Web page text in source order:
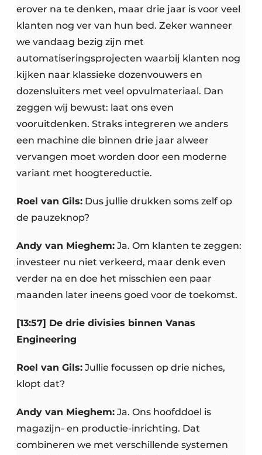
erover na te denken, maar drie jaar is voor veel
klanten nog ver van hun bed. Zeker wanneer
we vandaag bezig zijn met
automatiseringsprojecten waarbij klanten nog
kijken naar klassieke dozenvouwers en
dozensluiters met veel opvulmateriaal. Dan
zeggen wij bewust: laat ons even
vooruitdenken. Straks integreren we anders
een machine die binnen drie jaar alweer
vervangen moet worden door een moderne
variant met hoogtereductie.
Roel van Gils: Dus jullie drukken soms zelf op
de pauzeknop?
Andy van Mieghem: Ja. Om klanten te zeggen:
investeer nu niet verkeerd, maar denk even
verder na en doe het misschien een paar
maanden later ineens goed voor de toekomst.
[13:57] De drie divisies binnen Vanas
Engineering
Roel van Gils: Jullie focussen op drie niches,
klopt dat?
Andy van Mieghem: Ja. Ons hoofddoel is
magazijn- en productie-inrichting. Dat
combineren we met verschillende systemen